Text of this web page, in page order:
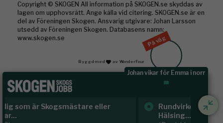
På väg
Johan vikar för Emma i norr
Rundvirke Skog söker virkesutsynare till
Copyright © SKOGEN All information på SKOGEN.se skyddas av
lagen om upphovsrätt. Ange källa vid citering. SKOGEN.se är en
del av Föreningen Skogen. Ansvarig utgivare: Johan Larsson
utsedd av Föreningen Skogen. Databasens namn:
www.skogen.se
Byggd med av WonderFour